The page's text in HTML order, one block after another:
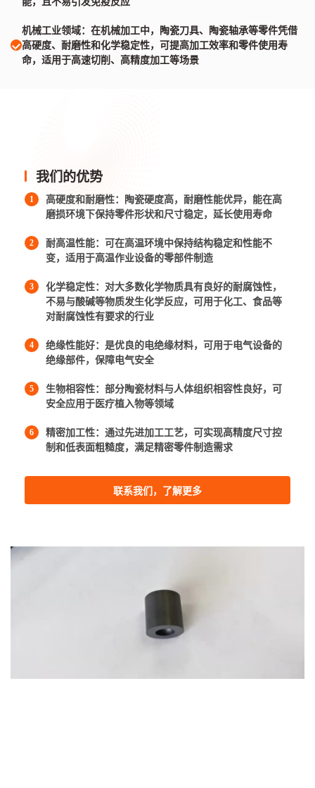
机械工业领域：在机械加工中，陶瓷刀具、陶瓷轴承等零件凭借
高硬度、耐磨性和化学稳定性，可提高加工效率和零件使用寿
命，适用于高速切削、高精度加工等场景
我们的优势
1
高硬度和耐磨性：陶瓷硬度高，耐磨性能优异，能在高
磨损环境下保持零件形状和尺寸稳定，延长使用寿命
2
耐高温性能：可在高温环境中保持结构稳定和性能不
变，适用于高温作业设备的零部件制造
3
化学稳定性：对大多数化学物质具有良好的耐腐蚀性，
不易与酸碱等物质发生化学反应，可用于化工、食品等
对耐腐蚀性有要求的行业
4
绝缘性能好：是优良的电绝缘材料，可用于电气设备的
绝缘部件，保障电气安全
5
生物相容性：部分陶瓷材料与人体组织相容性良好，可
安全应用于医疗植入物等领域
6
精密加工性：通过先进加工工艺，可实现高精度尺寸控
制和低表面粗糙度，满足精密零件制造需求
联系我们，了解更多